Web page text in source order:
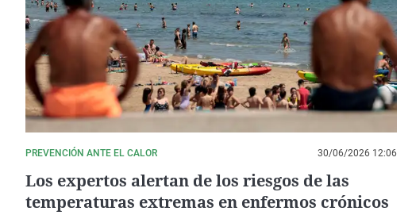
PREVENCIÓN ANTE EL CALOR 30/06/2026 12:06
Los expertos alertan de los riesgos de las
temperaturas extremas en enfermos crónicos